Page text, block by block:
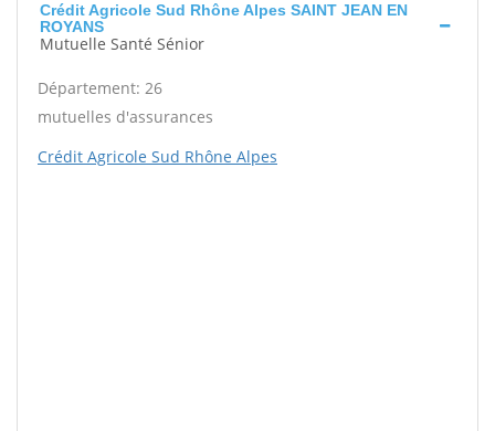
Crédit Agricole Sud Rhône Alpes SAINT JEAN EN
ROYANS
Mutuelle Santé Sénior
Département: 26
mutuelles d'assurances
Crédit Agricole Sud Rhône Alpes